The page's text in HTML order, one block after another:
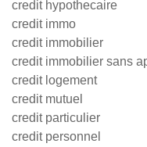
credit hypothecaire
credit immo
credit immobilier
credit immobilier sans
credit logement
credit mutuel
credit particulier
credit personnel